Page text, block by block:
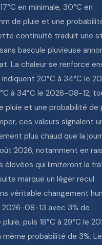
en minimale, 30°C en
de pluie et une
continuité traduit une
bascule pluvieuse
La chaleur se renforce
20°C à 34°C le
à 34°C le 2026-08-12,
pluie et une probabilité de
ces valeurs signalent
plus chaud que la
2026, notamment en
élevées qui limiteront la
marque un léger recul
véritable changement
2026-08-13 avec 3% de
puis 18°C à 29°C le
probabilité de 3%. Le